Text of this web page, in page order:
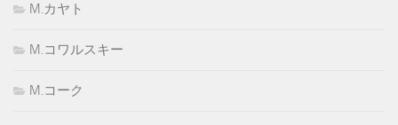
M.カヤト
M.コワルスキー
M.コーク